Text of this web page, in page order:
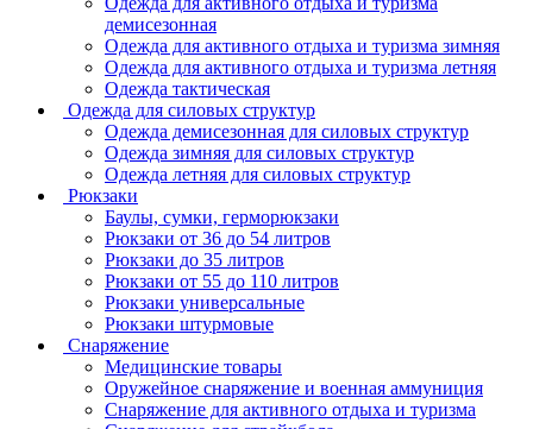
демисезонная
Одежда для активного отдыха и туризма зимняя
Одежда для активного отдыха и туризма летняя
Одежда тактическая
Одежда для силовых структур
Одежда демисезонная для силовых структур
Одежда зимняя для силовых структур
Одежда летняя для силовых структур
Рюкзаки
Баулы, сумки, герморюкзаки
Рюкзаки от 36 до 54 литров
Рюкзаки до 35 литров
Рюкзаки от 55 до 110 литров
Рюкзаки универсальные
Рюкзаки штурмовые
Снаряжение
Медицинские товары
Оружейное снаряжение и военная аммуниция
Снаряжение для активного отдыха и туризма